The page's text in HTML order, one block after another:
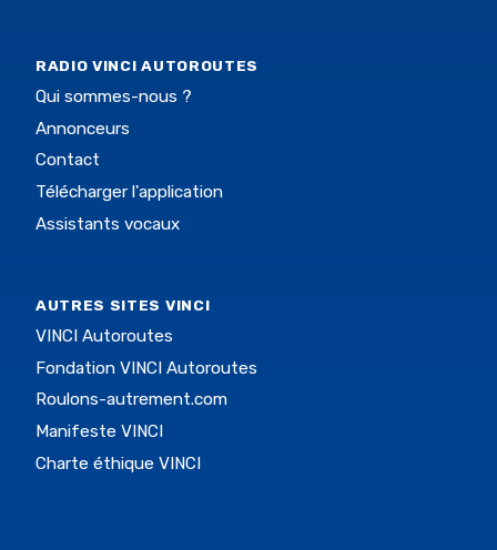
RADIO VINCI AUTOROUTES
Qui sommes-nous ?
Annonceurs
Contact
Télécharger l'application
Assistants vocaux
AUTRES SITES VINCI
VINCI Autoroutes
Fondation VINCI Autoroutes
Roulons-autrement.com
Manifeste VINCI
Charte éthique VINCI